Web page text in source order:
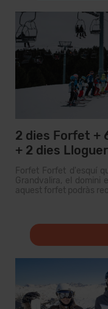
2 dies Forfet +
+ 2 dies
Forfet Forfet d'esquí
Grandvalira, el domini
aquest forfet podràs